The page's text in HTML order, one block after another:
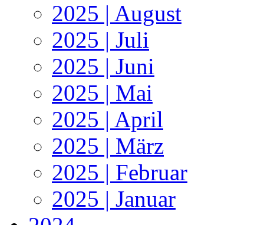
2025 | August
2025 | Juli
2025 | Juni
2025 | Mai
2025 | April
2025 | März
2025 | Februar
2025 | Januar